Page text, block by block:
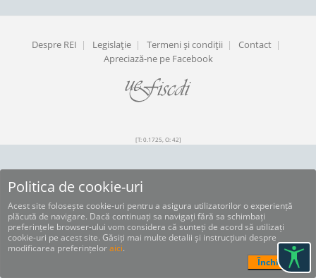
Despre REI | Legislaţie | Termeni şi condiţii | Contact |
Apreciază-ne pe Facebook
[T: 0.1725, O: 42]
Politica de cookie-uri
Acest site folosește cookie-uri pentru a asigura utilizatorilor o experiență
plăcută de navigare. Dacă continuați sa navigați fără sa schimbați
preferințele browser-ului vom considera că sunteți de acord să utilizați
cookie-uri pe acest site. Găsiți mai multe detalii și instrucțiuni despre
modificarea preferințeloraici.